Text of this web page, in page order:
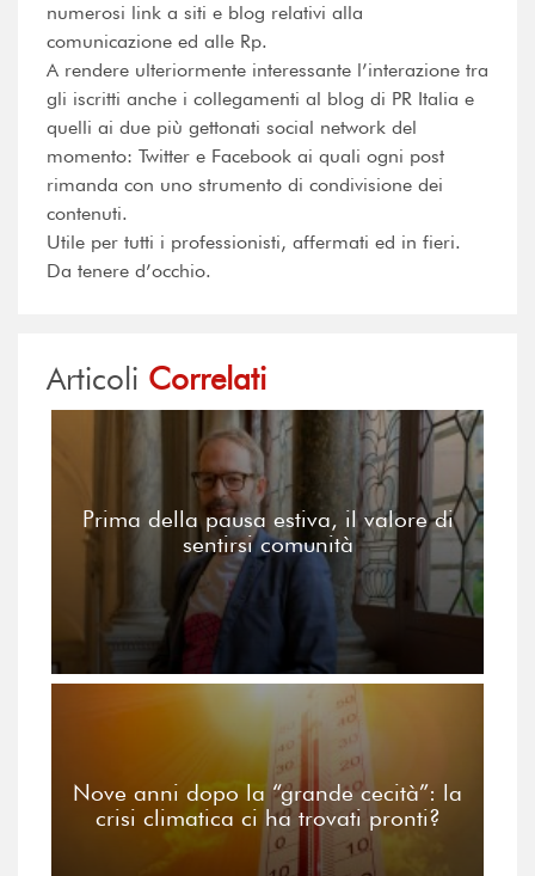
numerosi link a siti e blog relativi alla
comunicazione ed alle Rp.
A rendere ulteriormente interessante l’interazione tra
gli iscritti anche i collegamenti al blog di PR Italia e
quelli ai due più gettonati social network del
momento: Twitter e Facebook ai quali ogni post
rimanda con uno strumento di condivisione dei
contenuti.
Utile per tutti i professionisti, affermati ed in fieri.
Da tenere d’occhio.
Articoli Correlati
Prima della pausa estiva, il valore di
sentirsi comunità
Nove anni dopo la “grande cecità”: la
crisi climatica ci ha trovati pronti?